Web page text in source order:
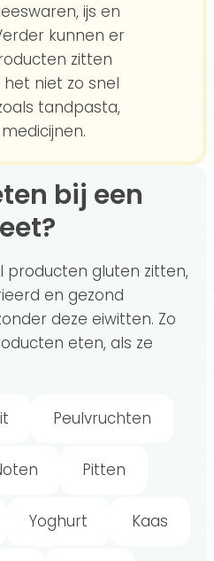
ijs en
kunnen er
zitten
niet zo snel
tandpasta,
producten gluten zitten,
en gezond
deze eiwitten. Zo
eten, als ze
Peulvruchten
Pitten
Yoghurt Kaas